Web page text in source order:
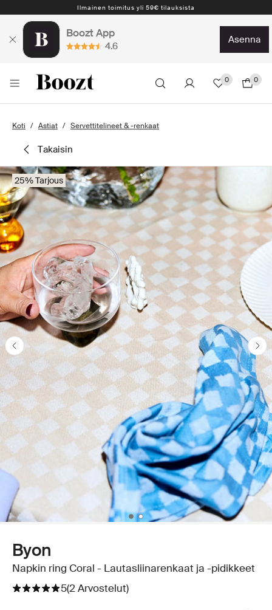
Ilmainen toimitus yli 59€ tilauksista
Boozt App
4.6
asenna
0 0
Koti Astiat Servettitelineet & -renkaat
takaisin
25% Tarjous
Byon
Napkin ring Coral - Lautasliinarenkaat ja -pidikkeet
5(2 Arvostelut)